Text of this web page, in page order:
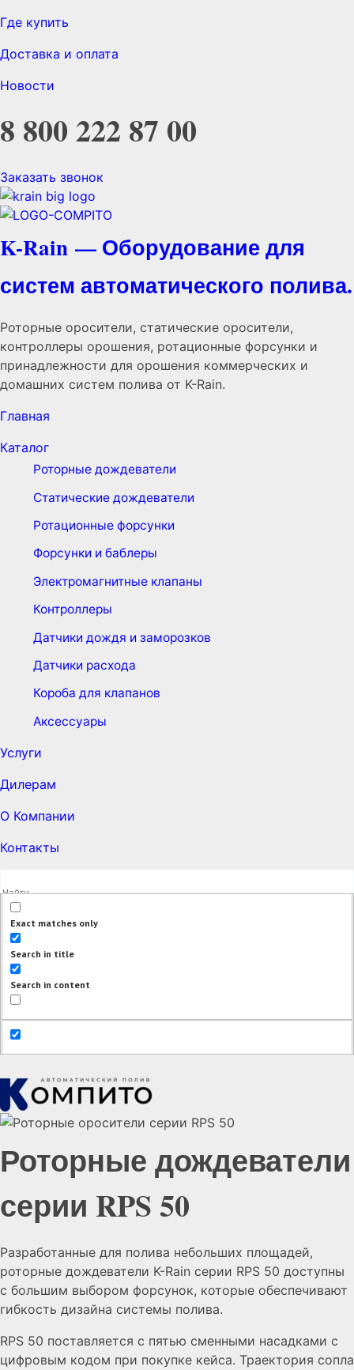
Где купить
Доставка и оплата
Новости
8 800 222 87 00
Заказать звонок
K-Rain — Оборудование для
систем автоматического полива.
Роторные оросители, статические оросители,
контроллеры орошения, ротационные форсунки и
принадлежности для орошения коммерческих и
домашних систем полива от K-Rain.
Главная
Каталог
Роторные дождеватели
Статические дождеватели
Ротационные форсунки
Форсунки и баблеры
Электромагнитные клапаны
Контроллеры
Датчики дождя и заморозков
Датчики расхода
Короба для клапанов
Аксессуары
Услуги
Дилерам
О Компании
Контакты
Exact matches only
Search in title
Search in content
Роторные дождеватели
серии RPS 50
Разработанные для полива небольших площадей,
роторные дождеватели K-Rain серии RPS 50 доступны
с большим выбором форсунок, которые обеспечивают
гибкость дизайна системы полива.
RPS 50 поставляется с пятью сменными насадками с
цифровым кодом при покупке кейса. Траектория сопла